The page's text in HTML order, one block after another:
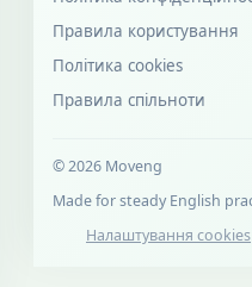
Правила користування
Політика cookies
Правила спільноти
© 2026 Moveng
Made for steady English
Налаштування cookies